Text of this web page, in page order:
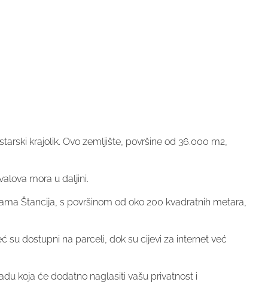
krajolik. Ovo zemljište, površine od 36.000 m2,
mora u daljini.
Štancija, s površinom od oko 200 kvadratnih metara,
su dostupni na parceli, dok su cijevi za internet već
koja će dodatno naglasiti vašu privatnost i